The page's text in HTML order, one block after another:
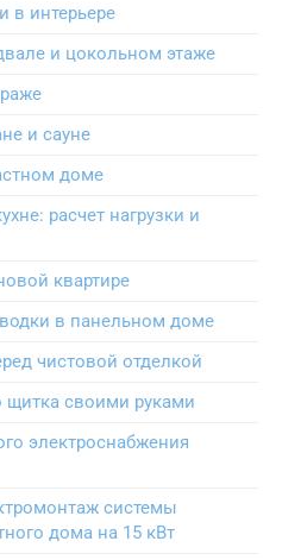
в интерьере
и цокольном этаже
и сауне
доме
расчет нагрузки и
квартире
в панельном доме
чистовой отделкой
щитка своими руками
электроснабжения
системы
дома на 15 кВт